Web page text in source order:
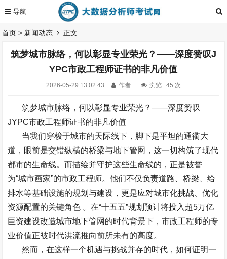
首页 > 新闻动态 正文
筑梦城市脉络，何以彰显专业荣光？——深度赞叹J
YPC市政工程师证书的非凡价值
2026-05-29 13:02:43 作者 : 浏览 : 45 次
筑梦城市脉络，何以彰显专业荣光？——深度赞叹
JYPC市政工程师证书的非凡价值
当我们穿梭于城市的天际线下，脚下是平坦的通衢大
道，眼前是交错纵横的桥梁与地下管网，这一切构筑了现代
都市的生命线。而描绘并守护这些生命线的，正是被誉
为“城市画家”的市政工程师。他们不仅负责道路、桥梁、给
排水等基础设施的规划与建设，更是应对城市化挑战、优化
资源配置的关键角色 。在“十五五”规划预计将投入超5万亿
巨资建设改造城市地下管网的时代背景下，市政工程师的专
业价值正被时代洪流推向前所未有的高度。
然而，在这样一个机遇与挑战并存的时代，如何证明一